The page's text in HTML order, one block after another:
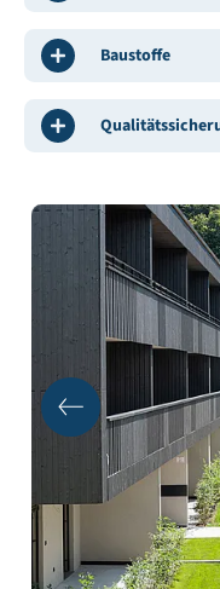
Baustoffe